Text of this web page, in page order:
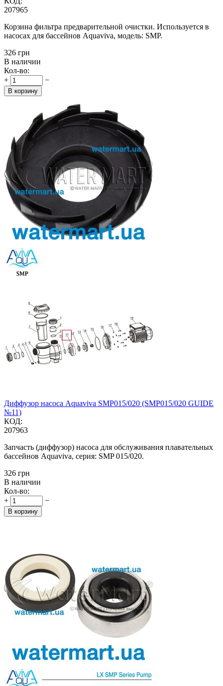
207965
Корзина фильтра предварительной очистки. Используется в
насосах для бассейнов Aquaviva, модель: SMP.
‍326‍ грн
В наличии
Кол-во:
+
−
В корзину
Диффузор насоса Aquaviva SMP015/020 (SMP015/020 GUIDE
№11)
КОД:
207963
Запчасть (диффузор) насоса для обслуживания плавательных
бассейнов Aquaviva, серия: SMP 015/020.
‍326‍ грн
В наличии
Кол-во:
+
−
В корзину